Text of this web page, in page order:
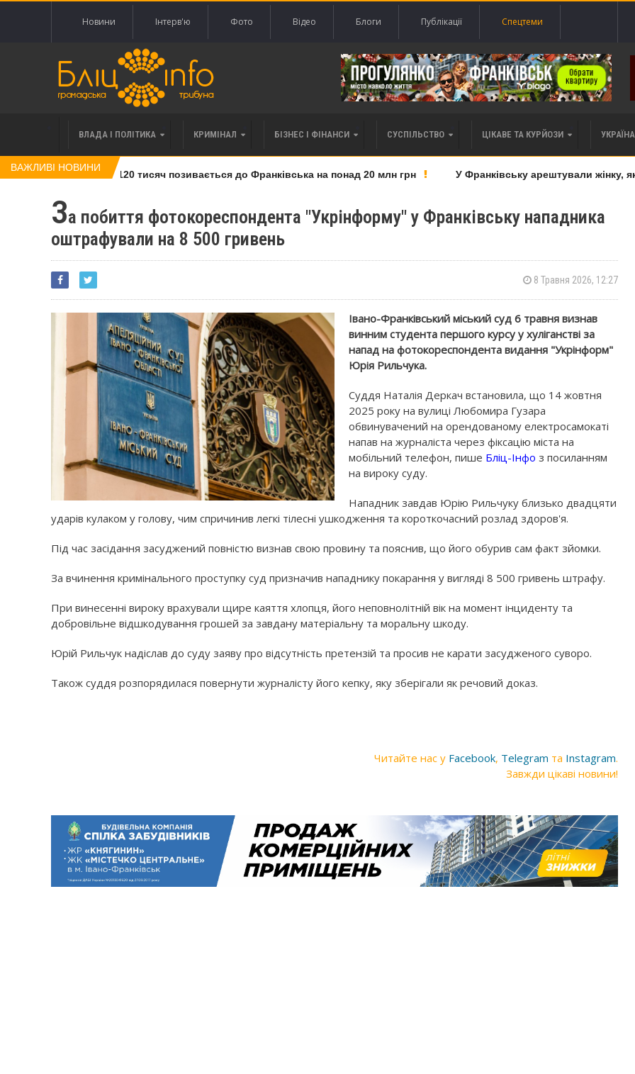
Новини Інтерв'ю Фото Відео Блоги Публікації Спецтеми
ВЛАДА І ПОЛІТИКА КРИМІНАЛ БІЗНЕС І ФІНАНСИ СУСПІЛЬСТВО ЦІКАВЕ ТА КУРЙОЗИ
ВАЖЛИВІ НОВИНИ
права вимоги за 120 тисяч позивається до Франківська на понад 20 млн грн У Франківську арештували жінку,
За побиття фотокореспондента "Укрінформу" у Франківську нападника
оштрафували на 8 500 гривень
8 Травня 2026, 12:27
Івано-Франківський міський суд 6 травня визнав
винним студента першого курсу у хуліганстві за
напад на фотокореспондента видання "Укрінформ"
Юрія Рильчука.
Суддя Наталія Деркач встановила, що 14 жовтня
2025 року на вулиці Любомира Гузара
обвинувачений на орендованому електросамокаті
напав на журналіста через фіксацію міста на
мобільний телефон, пише Бліц-Інфо з посиланням
на вироку суду.
Нападник завдав Юрію Рильчуку близько двадцяти
ударів кулаком у голову, чим спричинив легкі тілесні ушкодження та короткочасний розлад здоров'я.
Під час засідання засуджений повністю визнав свою провину та пояснив, що його обурив сам факт зйомки.
За вчинення кримінального проступку суд призначив нападнику покарання у вигляді 8 500 гривень штрафу.
При винесенні вироку врахували щире каяття хлопця, його неповнолітній вік на момент інциденту та
добровільне відшкодування грошей за завдану матеріальну та моральну шкоду.
Юрій Рильчук надіслав до суду заяву про відсутність претензій та просив не карати засудженого суворо.
Також суддя розпорядилася повернути журналісту його кепку, яку зберігали як речовий доказ.
Читайте нас у Facebook, Telegram та Instagram.
Завжди цікаві новини!